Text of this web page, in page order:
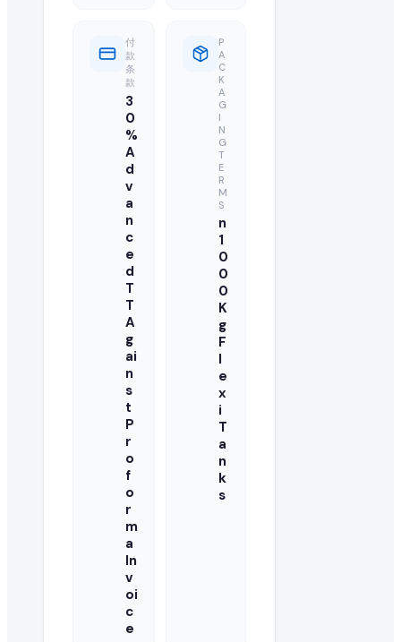
买家急需 20000 Metric Ton/Metric Tons 的 used oil。报价
还有其他买家在寻找 used oil 吗?
有的,您可以浏览本页的"类似采购需求"栏目,或在我们的全球
如何成为 used oil 的认证供应商?
您可以在 EximNext 免费注册并完善企业资料以成为认证制
此次进口需要什么样的运输条款?
买家要求的具体运输条款(例如 CIF、FOB、EXW)列于此
这是一次性采购还是长期的批量订单需求?
买家通常寻求长期的制造合作伙伴。您可以与买家澄清此
国际出口商可以对此采购需求报价吗?
当然可以。EximNext 是全球 B2B 市场,我们鼓励任何有能力
这个 RFQ 需要多快回复?
活跃的采购需求具有时效性。我们建议尽快提交您的 used
是否需要提供产品样品?
批量进口 used oil 的买家通常在敲定大合同前会要求样品。
什么是成功的 used oil 报价?
付
款
条
款
3
0
%
A
d
v
a
n
c
e
d
T
T
A
g
ai
n
s
t
P
r
o
f
o
r
m
a
In
v
oi
c
e
P
A
C
K
A
G
I
N
G
T
E
R
M
S
n
1
0
0
0
K
g
F
l
e
x
i
T
a
n
k
s